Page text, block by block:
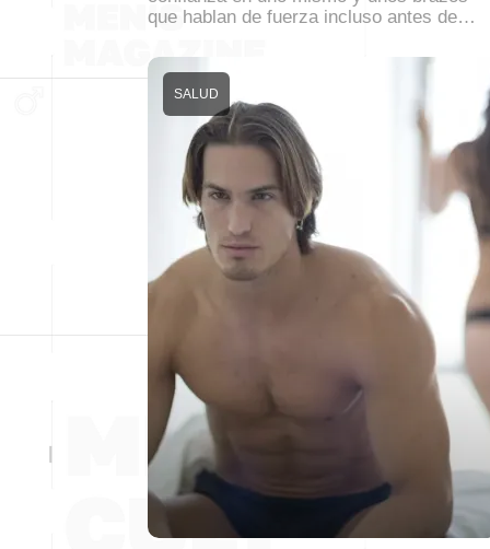
que hablan de fuerza incluso antes de…
SALUD